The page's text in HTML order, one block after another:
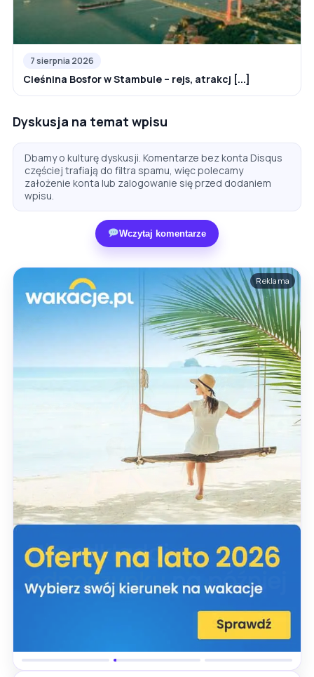
7 sierpnia 2026
Cieśnina Bosfor w Stambule – rejs, atrakcj [...]
Dyskusja na temat wpisu
Dbamy o kulturę dyskusji. Komentarze bez konta Disqus
częściej trafiają do filtra spamu, więc polecamy
założenie konta lub zalogowanie się przed dodaniem
wpisu.
Wczytaj komentarze
Reklama